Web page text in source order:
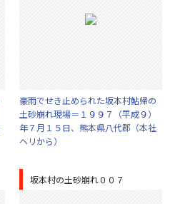
豪雨でせき止められた坂本村鮎帰の
土砂崩れ現場＝１９９７（平成９）
年７月１５日、熊本県八代郡（本社
ヘリから）
坂本村の土砂崩れ００７